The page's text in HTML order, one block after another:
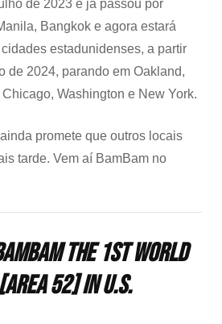
Estados
Unidos
de 2023 e já passou por
Bangkok e agora estará
estadunidenses, a partir
de 2024, parando em Oakland,
Washington e New York.
promete que outros locais
tarde. Vem aí BamBam no
THE 1ST WORLD
52] in U.S.